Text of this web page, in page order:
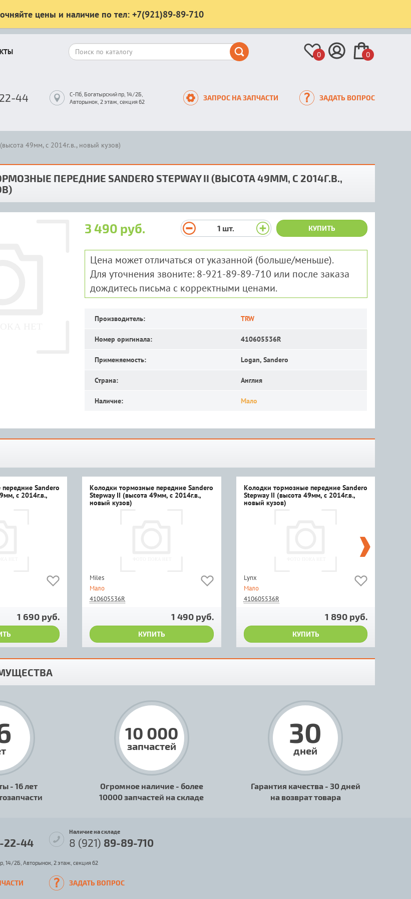
цены и наличие по тел: +7(921)89-89-710
0 0
44
С-Пб, Богатырский пр, 14/2Б,
Авторынок, 2 этаж, секция 62
ЗАПРОС НА ЗАПЧАСТИ ЗАДАТЬ ВОПРОС
49мм, с 2014г.в., новый кузов)
ПЕРЕДНИЕ SANDERO STEPWAY II (ВЫСОТА 49ММ, С 2014Г.В.,
3 490 руб. 1 шт. КУПИТЬ
Цена может отличаться от указанной (больше/меньше).
Для уточнения звоните: 8-921-89-89-710 или после заказа
дождитесь письма с корректными ценами.
Производитель: TRW
Номер оригинала: 410605536R
Применяемость: Logan, Sandero
Страна: Англия
Наличие: Мало
Sandero
с 2014г.в.,
1 690 руб.
Колодки тормозные передние Sandero
Stepway II (высота 49мм, с 2014г.в.,
новый кузов)
Miles
Мало
410605536R
1 490 руб.
КУПИТЬ
Колодки тормозные передние Sandero
Stepway II (высота 49мм, с 2014г.в.,
новый кузов)
Lynx
Мало
410605536R
1 890 руб.
КУПИТЬ
- 16 лет
10 000
запчастей
Огромное наличие - более
10000 запчастей на складе
30
дней
Гарантия качества - 30 дней
на возврат товара
22-44
Наличие на складе
8 (921) 89-89-710
14/2Б, Авторынок, 2 этаж, секция 62
ЗАДАТЬ ВОПРОС